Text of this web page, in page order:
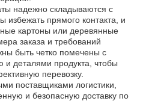
надежно складываются с
прямого контакта, и
картоны или деревянные
заказа и требований
быть четко помечены с
деталями продукта, чтобы
перевозку.
поставщиками логистики,
и безопасную доставку по